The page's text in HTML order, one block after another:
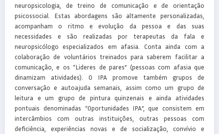
neuropsicologia, de treino de comunicação e de orientação
psicossocial. Estas abordagens são altamente personalizadas,
acompanham o ritmo e evolução da pessoa e das suas
necessidades e são realizadas por terapeutas da fala e
neuropsicólogo especializados em afasia. Conta ainda com a
colaboração de voluntários treinados para saberem facilitar a
comunicação, e os “Lideres de pares” (pessoas com afasia que
dinamizam atividades). O IPA promove também grupos de
conversação e autoajuda semanais, assim como um grupo de
leitura e um grupo de pintura quinzenais e ainda atividades
pontuais denominadas “Oportunidades IPA”, que consistem em
intercâmbios com outras instituições, outras pessoas com
deficiência, experiências novas e de socialização, convívio e